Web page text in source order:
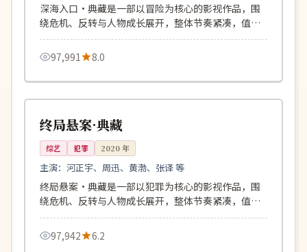
深海入口·典藏是一部以冒险为核心的影视作品，围
绕危机、反转与人物成长展开，整体节奏紧凑，值得
推荐观看。
97,991
8.0
中国
高分 106分钟
终局悬案·典藏
综艺 犯罪 2020年
主演：河正宇、周迅、黄渤、张译 等
终局悬案·典藏是一部以犯罪为核心的影视作品，围
绕危机、反转与人物成长展开，整体节奏紧凑，值得
推荐观看。
97,942
6.2